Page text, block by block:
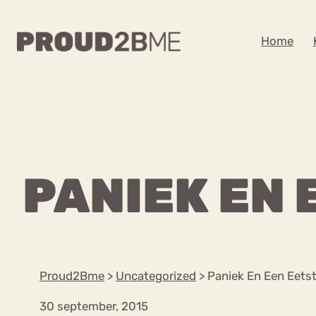
Home
PANIEK EN
Proud2Bme > Uncategorized > Paniek En Een
30 september, 2015
Content
Over ons
WAAR BEN JE
Over proud2bme
Vacatures
Privacyverklaring